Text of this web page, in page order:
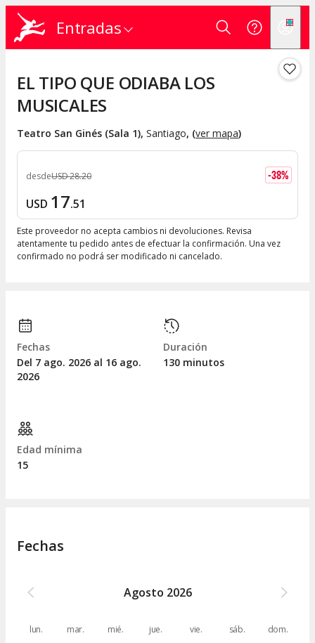
Entradas
EL TIPO QUE ODIABA LOS
MUSICALES
Teatro San Ginés (Sala 1), Santiago, (ver mapa)
desdeUSD28.20 -38%
USD 17.51
Este proveedor no acepta cambios ni devoluciones. Revisa
atentamente tu pedido antes de efectuar la confirmación. Una vez
confirmado no podrá ser modificado ni cancelado.
Fechas
Del 7 ago. 2026 al 16 ago.
2026
Duración
130 minutos
Edad mínima
15
Fechas
Agosto 2026
lun. mar. mié. jue. vie. sáb. dom.